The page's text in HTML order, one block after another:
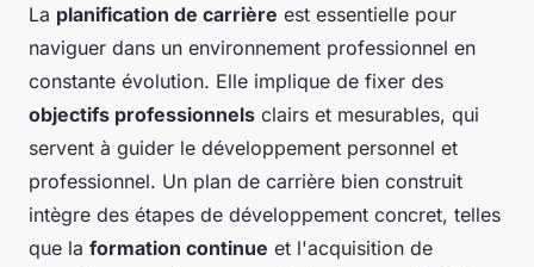
La planification de carrière est essentielle pour
naviguer dans un environnement professionnel en
constante évolution. Elle implique de fixer des
objectifs professionnels clairs et mesurables, qui
servent à guider le développement personnel et
professionnel. Un plan de carrière bien construit
intègre des étapes de développement concret, telles
que la formation continue et l'acquisition de